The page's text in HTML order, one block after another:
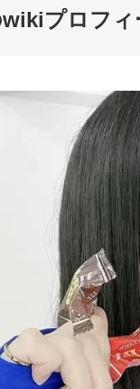
プロフィ